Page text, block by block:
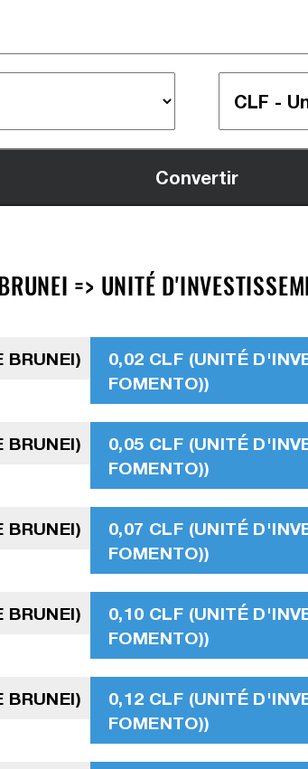
=> UNITÉ
BRUNEI)
0,02 CLF (UNITÉ
FOMENTO))
BRUNEI)
0,05 CLF (UNITÉ
FOMENTO))
BRUNEI)
0,07 CLF (UNITÉ
FOMENTO))
BRUNEI)
0,10 CLF (UNITÉ
FOMENTO))
BRUNEI)
0,12 CLF (UNITÉ
FOMENTO))